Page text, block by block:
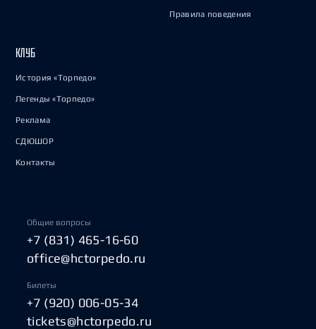
Правила поведения
КЛУБ
История «Торпедо»
Легенды «Торпедо»
Реклама
СДЮШОР
Контакты
Общие вопросы
+7 (831) 465-16-60
office@hctorpedo.ru
Билеты
+7 (920) 006-05-34
tickets@hctorpedo.ru